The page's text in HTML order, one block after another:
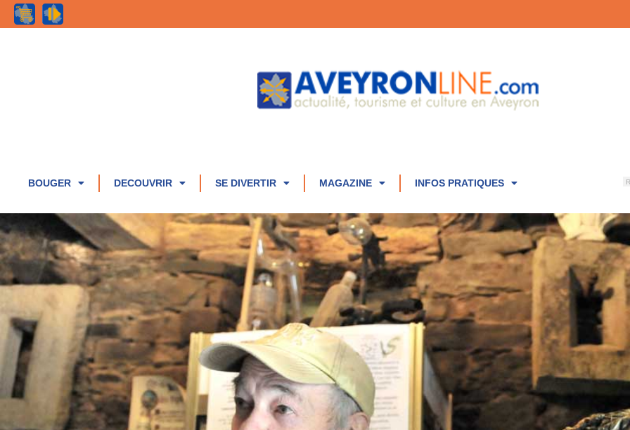
BOUGER DECOUVRIR SE DIVERTIR MAGAZINE INFOS PRATIQUES